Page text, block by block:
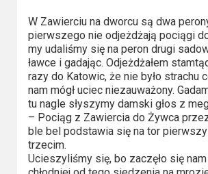
faktach
Thrillery
Streaming
Amazon
Prime
Video
W Zawierciu na dworcu są dwa
pierwszego nie odjeżdżają pociągi
my udaliśmy się na peron drugi
ławce i gadając. Odjeżdżałem
razy do Katowic, że nie było strachu
nam mógł uciec niezauważony.
tu nagle słyszymy damski głos z
– Pociąg z Zawiercia do Żywca
ble bel podstawia się na tor
trzecim.
Ucieszyliśmy się, bo zaczęło się